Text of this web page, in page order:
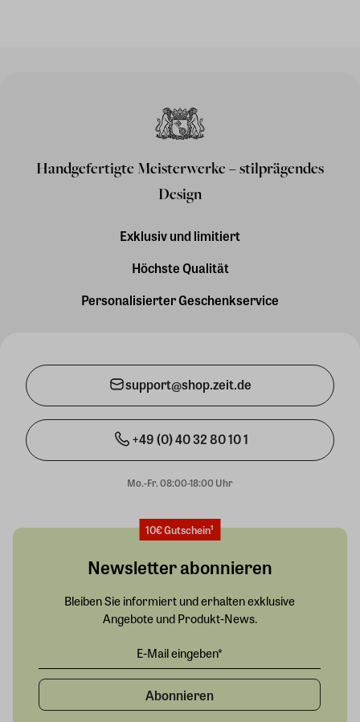
Handgefertigte Meisterwerke – stilprägendes
Design
Exklusiv und limitiert
Höchste Qualität
Personalisierter Geschenkservice
support@shop.zeit.de
+49 (0) 40 32 80 10 1
Mo.-Fr. 08:00-18:00 Uhr
10€ Gutschein¹
Newsletter abonnieren
Bleiben Sie informiert und erhalten exklusive
Angebote und Produkt-News.
Abonnieren